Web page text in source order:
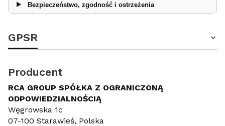
Bezpieczeństwo, zgodność i ostrzeżenia
GPSR
Producent
RCA GROUP SPÓŁKA Z OGRANICZONĄ
ODPOWIEDZIALNOŚCIĄ
Węgrowska 1c
07-100 Starawieś, Polska